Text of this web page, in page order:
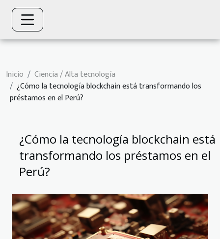
Inicio
Ciencia / Alta tecnología
¿Cómo la tecnología blockchain está transformando los
préstamos en el Perú?
¿Cómo la tecnología blockchain está
transformando los préstamos en el
Perú?